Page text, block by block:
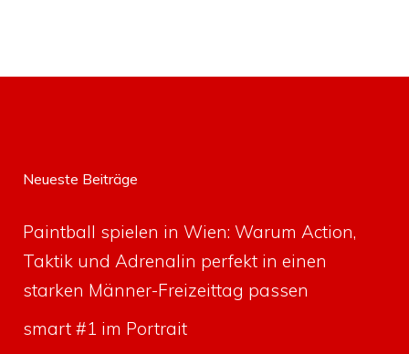
Neueste Beiträge
Paintball spielen in Wien: Warum Action,
Taktik und Adrenalin perfekt in einen
starken Männer-Freizeittag passen
smart #1 im Portrait